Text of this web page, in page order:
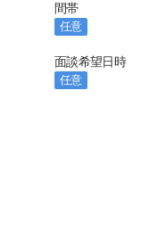
間帯
任意
面談希望日時
任意